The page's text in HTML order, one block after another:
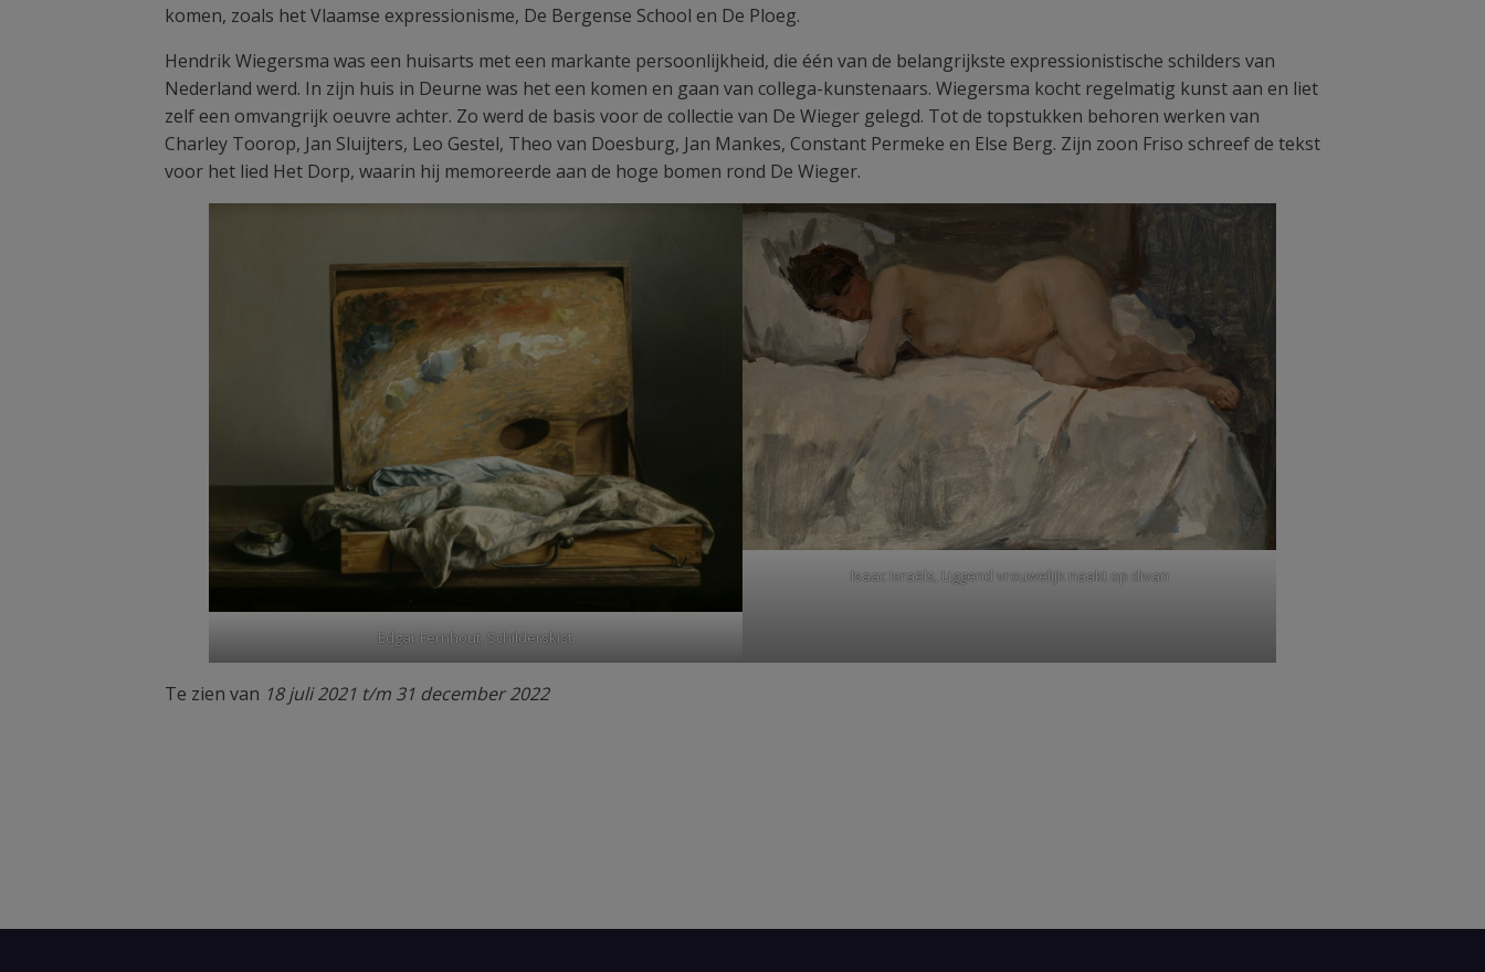
komen, zoals het Vlaamse expressionisme, De Bergense School en De Ploeg.
Hendrik Wiegersma was een huisarts met een markante persoonlijkheid, die één van de belangrijkste expressionistische schilders van
Nederland werd. In zijn huis in Deurne was het een komen en gaan van collega-kunstenaars. Wiegersma kocht regelmatig kunst aan en liet
zelf een omvangrijk oeuvre achter. Zo werd de basis voor de collectie van De Wieger gelegd. Tot de topstukken behoren werken van
Charley Toorop, Jan Sluijters, Leo Gestel, Theo van Doesburg, Jan Mankes, Constant Permeke en Else Berg. Zijn zoon Friso schreef de tekst
voor het lied Het Dorp, waarin hij memoreerde aan de hoge bomen rond De Wieger.
Edgar Fernhout, Schilderskist
Isaac Israëls, Liggend vrouwelijk naakt op divan
Te zien van 18 juli 2021 t/m 31 december 2022